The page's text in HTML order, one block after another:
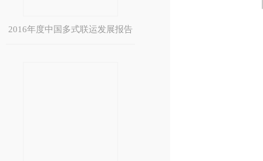
2016年度中国多式联运发展报告